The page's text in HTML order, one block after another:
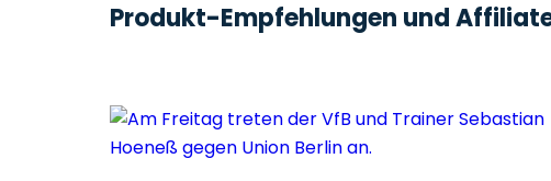
Produkt-Empfehlungen und